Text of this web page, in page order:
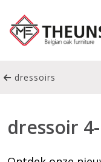
dressoirs
dressoir